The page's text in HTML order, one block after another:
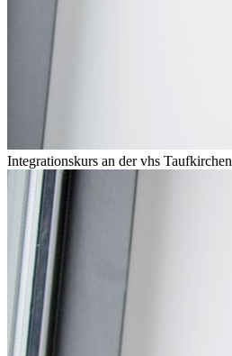
Integrationskurs an der vhs Taufkirchen